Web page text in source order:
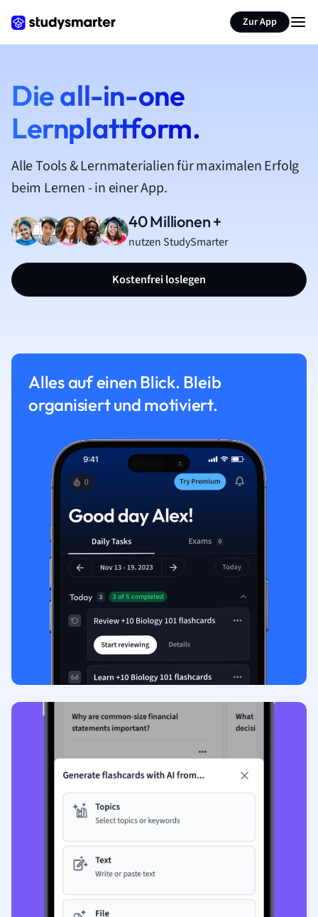
Zur App
Die all-in-one
Lernplattform.
Alle Tools & Lernmaterialien für maximalen Erfolg
beim Lernen - in einer App.
40 Millionen +
nutzen StudySmarter
Kostenfrei loslegen
Alles auf einen Blick. Bleib
organisiert und motiviert.